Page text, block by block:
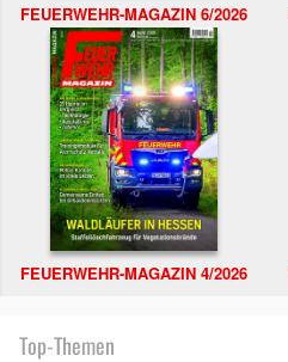
FEUERWEHR-MAGAZIN 6/2026
FEUERWEHR-MAGAZIN 4/2026
Top-Themen